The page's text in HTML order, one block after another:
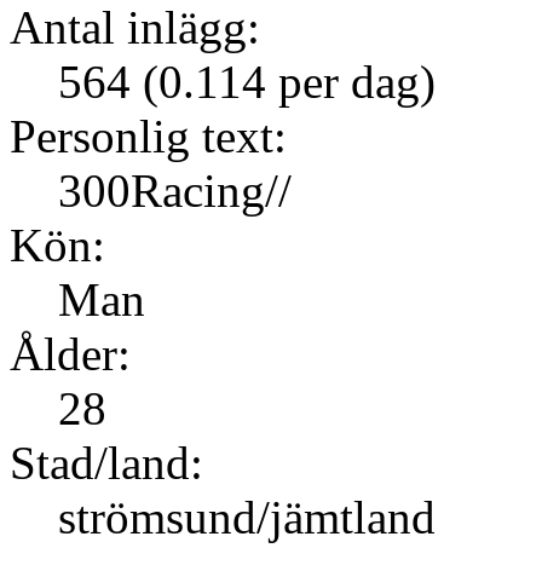
Antal inlägg:
564 (0.114 per dag)
Personlig text:
300Racing//
Kön:
Man
Ålder:
28
Stad/land:
strömsund/jämtland